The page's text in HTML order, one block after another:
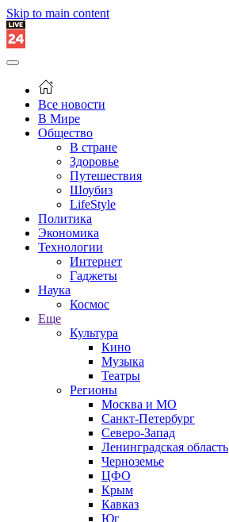
Skip to main content
Все новости
В Мире
Общество
В стране
Здоровье
Путешествия
Шоубиз
LifeStyle
Политика
Экономика
Технологии
Интернет
Гаджеты
Наука
Космос
Еще
Культура
Кино
Музыка
Театры
Регионы
Москва и МО
Санкт-Петербург
Северо-Запад
Ленинградская область
Черноземье
ЦФО
Крым
Кавказ
Юг